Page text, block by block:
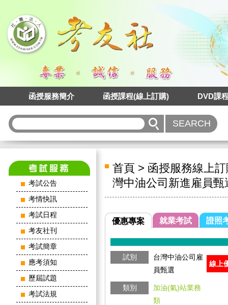
函授服務簡介 函授課程(線上訂購) DVD課
考試公告
考情快訊
考試日程
考友社刊
考試簡章
應考須知
歷屆試題
考試法規
首頁 > 函授服務線上
灣中油公司新進雇員甄
優惠專案 就業考試 證照
試別
台灣中油公司雇
員甄選
類別
加油(氣)站業務
類
線上